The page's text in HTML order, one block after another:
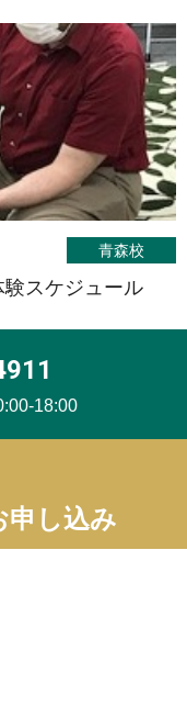
青森校
験スケジュール
18:00
申し込み